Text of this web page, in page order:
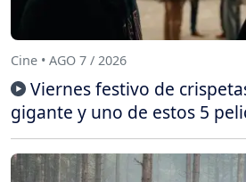
Cine • AGO 7 / 2026
Viernes festivo de
gigante y uno de estos 5